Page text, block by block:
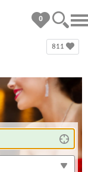
0
811